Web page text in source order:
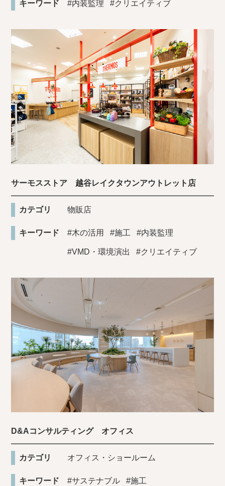
キーワード #内装監理 #クリエイティブ
サーモスストア 越谷レイクタウンアウトレット店
カテゴリ 物販店
キーワード #木の活用 #施工 #内装監理
#VMD・環境演出 #クリエイティブ
D&Aコンサルティング オフィス
カテゴリ オフィス・ショールーム
キーワード #サステナブル #施工